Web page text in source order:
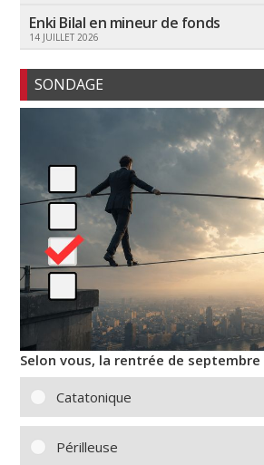
Enki Bilal en mineur de fonds
14 JUILLET 2026
SONDAGE
Selon vous, la rentrée de
Catatonique
Périlleuse